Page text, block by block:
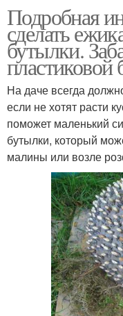
Подробная
сделать
бутылки.
пластиковой
На даче всегда
если не хотят расти
поможет маленький
бутылки, который
малины или возле